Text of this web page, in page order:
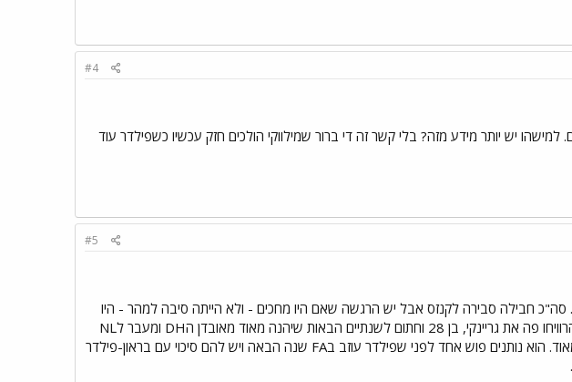
#4
יש יותר מידע מזה? בלי קשר זה די ברור שמילווקי הולכים חזק עכשיו כשפילדר עוד
#5
חבילה סבירה לקנזס אבל יש הרגשה שאם היו מחכים - ולא הייתה סיבה למהר - היו
יכולים להשיג יותר או לפחות פרוספקט "can't miss" אחד כזה. הברוארס הרוויחו פה את גריינקי, בן 28 וחתום לשנתיים הבאות שיהנה מאוד מאובדן הDH ומעבר לNL
סנטרל בכללי...הרוויחו אס ויחד עם גאיירדו ומרקום שהגיע זו רוטציה חזקה מאוד. הוא נותנים פוש אחד לפני שפילדר עוזב בFA שנה הבאה ויש להם סיכוי עם בראון-פילדר